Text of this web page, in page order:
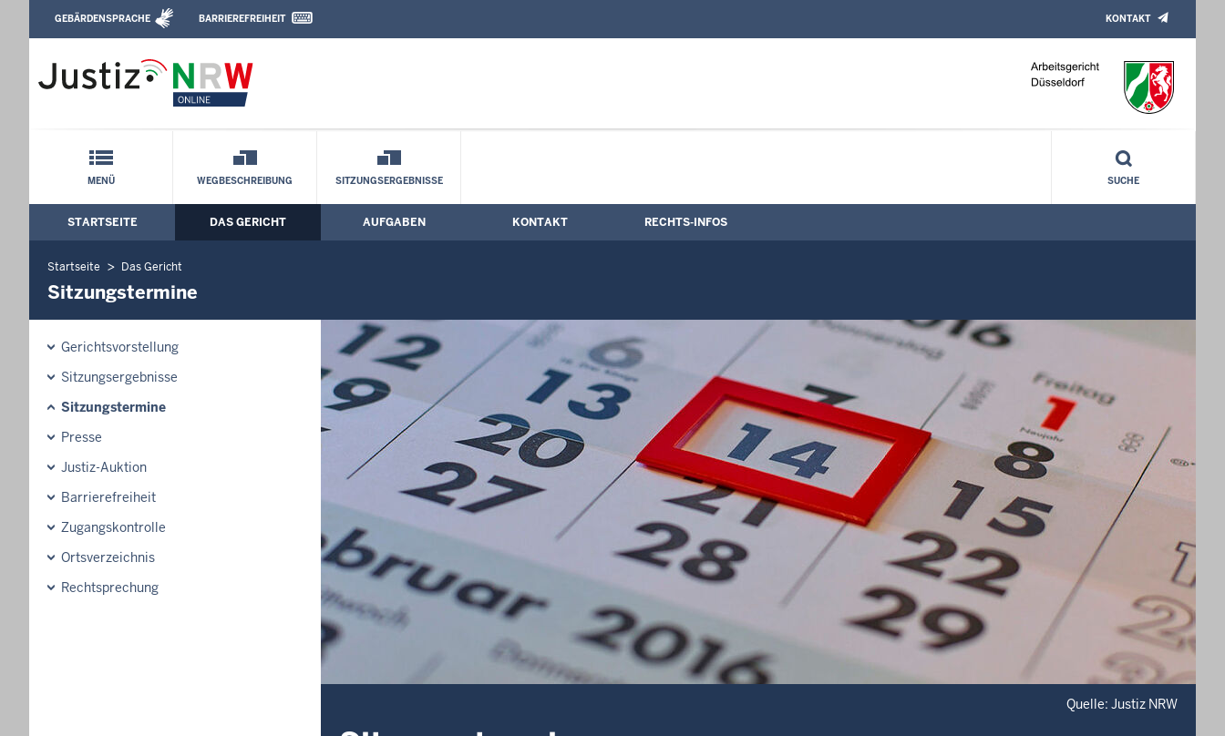
Arbeitsgericht Düsseldorf: Sitzungstermine
Direkt zum Inhalt
Leichte Sprache, Gebärdensprachenvideo und Kontaktformular
GEBÄRDENSPRACHE BARRIEREFREIHEIT KONTAKT
Schnellnavigation mit Volltext-Suche
MENÜ WEGBESCHREIBUNG SITZUNGSERGEBNISSE SUCHE
Hauptmenü: Hauptnavigation
STARTSEITE DAS GERICHT AUFGABEN KONTAKT RECHTS-INFOS
Startseite Das Gericht
Sitzungstermine
Gerichtsvorstellung
Sitzungsergebnisse
Sitzungstermine
Presse
Justiz-Auktion
Barrierefreiheit
Zugangskontrolle
Ortsverzeichnis
Rechtsprechung
Quelle: Justiz NRW